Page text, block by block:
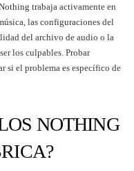
trabaja activamente en
las configuraciones del
del archivo de audio o la
los culpables. Probar
si el problema es específico de
NOTHING